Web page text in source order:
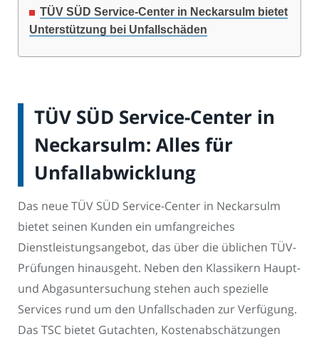
TÜV SÜD Service-Center in Neckarsulm bietet
Unterstützung bei Unfallschäden
TÜV SÜD Service-Center in
Neckarsulm: Alles für
Unfallabwicklung
Das neue TÜV SÜD Service-Center in Neckarsulm
bietet seinen Kunden ein umfangreiches
Dienstleistungsangebot, das über die üblichen TÜV-
Prüfungen hinausgeht. Neben den Klassikern Haupt-
und Abgasuntersuchung stehen auch spezielle
Services rund um den Unfallschaden zur Verfügung.
Das TSC bietet Gutachten, Kostenabschätzungen